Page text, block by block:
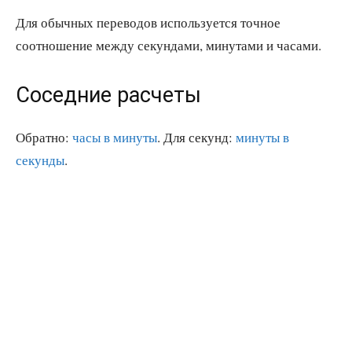
Для обычных переводов используется точное
соотношение между секундами, минутами и часами.
Соседние расчеты
Обратно: часы в минуты. Для секунд: минуты в
секунды.